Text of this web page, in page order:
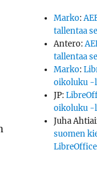
Marko:
tallentaa
Antero:
tallentaa
Marko:
oikoluku -
JP:
oikoluku -
Juha
suomen